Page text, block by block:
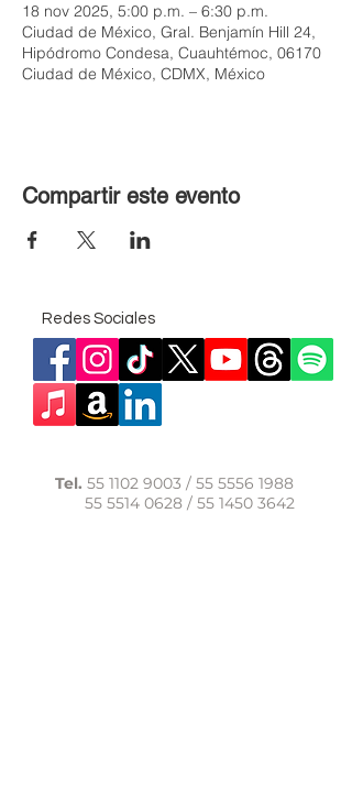
18 nov 2025, 5:00 p.m. – 6:30 p.m.
Ciudad de México, Gral. Benjamín Hill 24,
Hipódromo Condesa, Cuauhtémoc, 06170
Ciudad de México, CDMX, México
Compartir este evento
Redes Sociales
Tel. 55 1102 9003 / 55 5556 1988
55 5514 0628/ 55 1450 3642